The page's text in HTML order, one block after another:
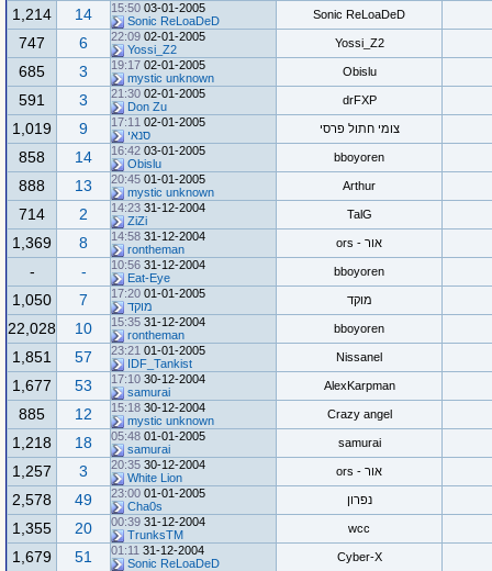
Sonic ReLoaDeD
03-01-2005
15:50
Sonic ReLoaDeD
14
1,214
Yossi_Z2
02-01-2005
22:09
Yossi_Z2
6
747
Obislu
02-01-2005
19:17
mystic unknown
3
685
drFXP
02-01-2005
21:30
Don Zu
3
591
צומי חתול פרסי 02-01-2005
17:11
סנאי
9
1,019
bboyoren
03-01-2005
16:42
Obislu
14
858
Arthur
01-01-2005
20:45
mystic unknown
13
888
TalG
31-12-2004
14:23
ZiZi
2
714
אור - ors 31-12-2004
14:58
rontheman
8
1,369
bboyoren
31-12-2004
10:56
Eat-Eye
-
-
מוקד 01-01-2005
17:20
מוקד
7
1,050
bboyoren
31-12-2004
15:35
rontheman
10
22,028
Nissanel
01-01-2005
23:21
IDF_Tankist
57
1,851
AlexKarpman
30-12-2004
17:10
samurai
53
1,677
Crazy angel
30-12-2004
15:18
mystic unknown
12
885
samurai
01-01-2005
05:48
samurai
18
1,218
אור - ors 30-12-2004
20:35
White Lion
3
1,257
נפרון 01-01-2005
23:00
Cha0s
49
2,578
wcc
31-12-2004
00:39
TrunksTM
20
1,355
Cyber-X
31-12-2004
01:11
Sonic ReLoaDeD
51
1,679